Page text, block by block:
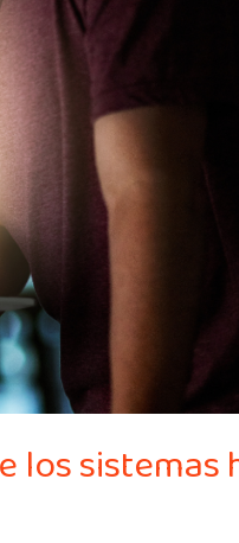
los